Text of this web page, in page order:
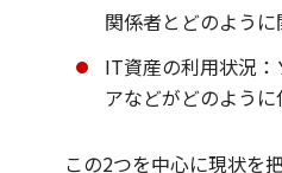
関係者とどのように
IT資産の利用状況
アなどがどのように
この2つを中心に現状を